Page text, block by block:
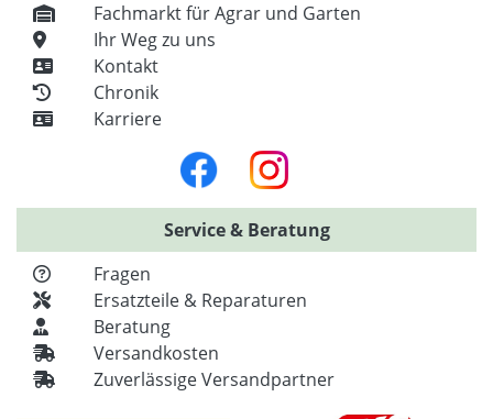
Fachmarkt für Agrar und Garten
Ihr Weg zu uns
Kontakt
Chronik
Karriere
Service & Beratung
Fragen
Ersatzteile & Reparaturen
Beratung
Versandkosten
Zuverlässige Versandpartner